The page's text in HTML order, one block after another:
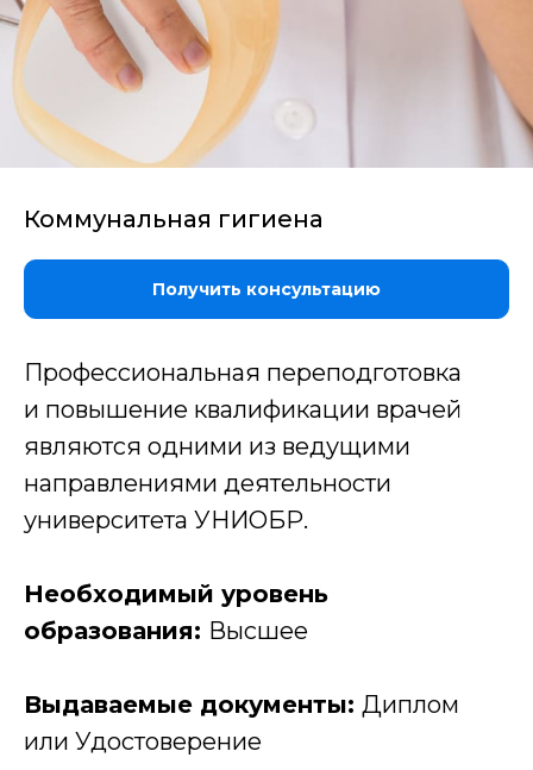
Коммунальная гигиена
Получить консультацию
Профессиональная переподготовка
и повышение квалификации врачей
являются одними из ведущими
направлениями деятельности
университета УНИОБР.
Необходимый уровень
образования: Высшее
Выдаваемые документы: Диплом
или Удостоверение